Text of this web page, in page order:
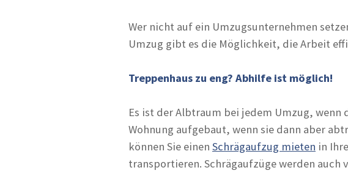
Wer nicht auf ein Umzugsunternehmen
Umzug gibt es die Möglichkeit, die Arbeit
Treppenhaus zu eng? Abhilfe ist möglich!
Es ist der Albtraum bei jedem Umzug,
Wohnung aufgebaut, wenn sie dann aber
können Sie einen Schrägaufzug mieten in
transportieren. Schrägaufzüge werden